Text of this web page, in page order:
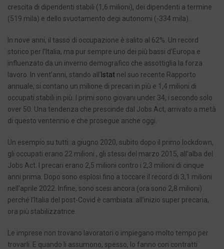
crescita di dipendenti stabili (1,6 milioni), dei dipendenti a termine
(519 mila) e dello svuotamento degi autonomi (-334 mila).
In nove anni, il tasso di occupazione è salito al 62%. Un record
storico per l’Italia, ma pur sempre uno dei più bassi d’Europa e
influenzato da un inverno demografico che assottiglia la forza
lavoro. In vent’anni, stando all’Istat nel suo recente Rapporto
annuale, si contano un milione di precari in più e 1,4 milioni di
occupati stabili in più. I primi sono giovani under 34, i secondo solo
over 50. Una tendenza che prescinde dal Jobs Act, arrivato a metà
di questo ventennio e che prosegue anche oggi.
Un esempio su tutti: a giugno 2020, subito dopo il primo lockdown,
gli occupati erano 22 milioni , gli stessi del marzo 2015, all’alba del
Jobs Act. I precari erano 2,5 milioni contro i 2,3 milioni di cinque
anni prima. Dopo sono esplosi fino a toccare il record di 3,1 milioni
nell’aprile 2022. Infine, sono scesi ancora (ora sono 2,8 milioni)
perché l’Italia del post-Covid è cambiata: all’inizio super precaria,
ora più stabilizzatrice.
Le imprese non trovano lavoratori o impiegano molto tempo per
trovarli. E quando li assumono, spesso, lo fanno con contratti